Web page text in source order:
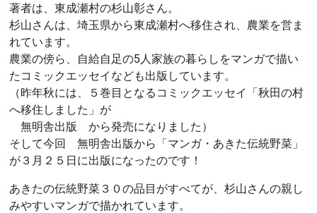
著者は、東成瀬村の杉山彰さん。
杉山さんは、埼玉県から東成瀬村へ移住され、農業を営ま
れています。
農業の傍ら、自給自足の5人家族の暮らしをマンガで描い
たコミックエッセイなども出版しています。
（昨年秋には、５巻目となるコミックエッセイ「秋田の村
へ移住しました」が
無明舎出版 から発売になりました）
そして今回 無明舎出版から「マンガ・あきた伝統野菜」
が３月２５日に出版になったのです！
あきたの伝統野菜３０の品目がすべてが、杉山さんの親し
みやすいマンガで描かれています。